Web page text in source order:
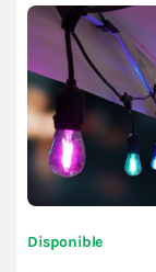
Disponible